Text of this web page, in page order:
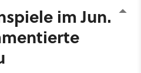
im Juni